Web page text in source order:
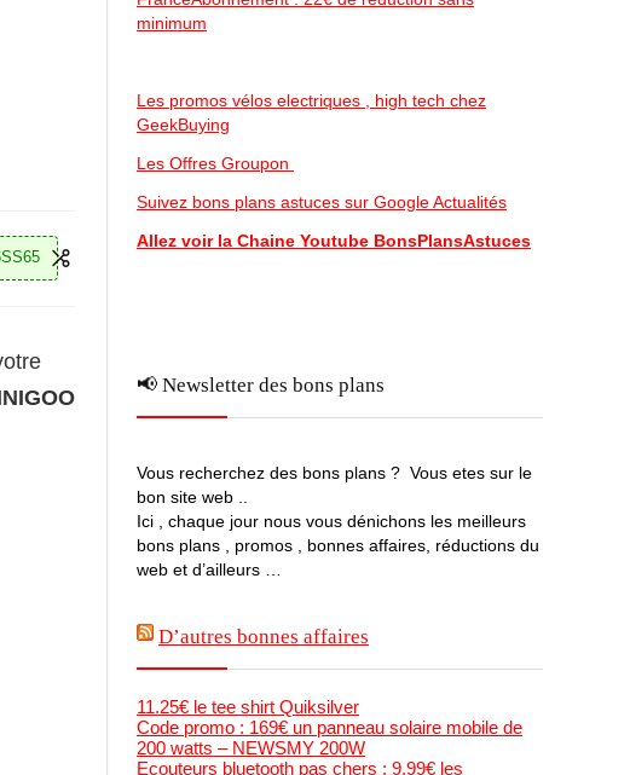
minimum
Les promos vélos electriques , high tech chez
GeekBuying
Les Offres Groupon
Suivez bons plans astuces sur Google Actualités
Allez voir la Chaine Youtube BonsPlansAstuces
📢 Newsletter des bons plans
Vous recherchez des bons plans ? Vous etes sur le
bon site web ..
Ici , chaque jour nous vous dénichons les meilleurs
bons plans , promos , bonnes affaires, réductions du
web et d’ailleurs …
D’autres bonnes affaires
11.25€ le tee shirt Quiksilver
Code promo : 169€ un panneau solaire mobile de
200 watts – NEWSMY 200W
Ecouteurs bluetooth pas chers : 9.99€ les